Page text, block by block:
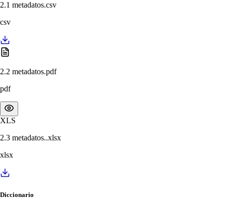
2.1 metadatos.csv
csv
2.2 metadatos.pdf
pdf
XLS
2.3 metadatos..xlsx
xlsx
Diccionario